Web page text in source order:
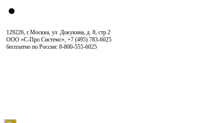
129226, г.Москва, ул. Докукина, д. 8, стр.2
ООО «С-Про Системс», +7 (495) 783-6025
бесплатно по России: 8-800-555-6025